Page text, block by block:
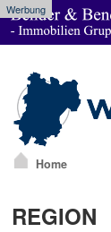
Werbung
Home
REGION